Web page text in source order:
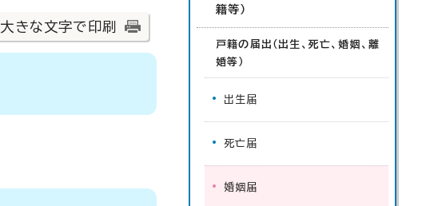
大きな文字で印刷
籍等）
戸籍の届出（出生、死亡、婚姻、離
婚等）
出生届
死亡届
婚姻届